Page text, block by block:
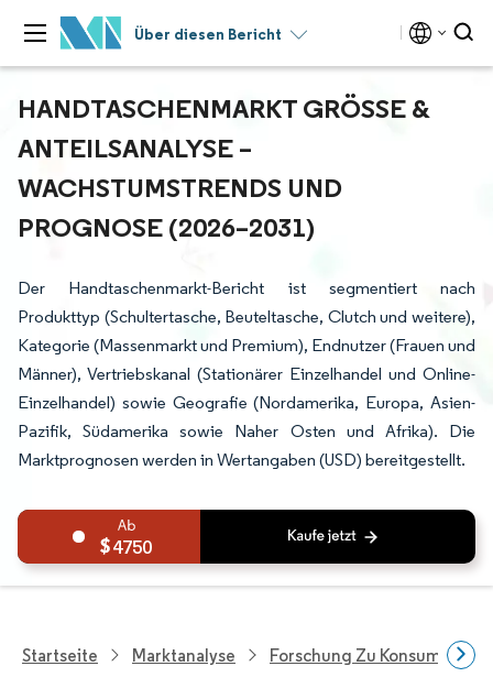
Über diesen Bericht
HANDTASCHENMARKT GRÖSSE & A
NTEILSANALYSE – W
ACHSTUMSTRENDS UND P
ROGNOSE (2026–2031)
Der Handtaschenmarkt-Bericht ist segmentiert nach
Produkttyp (Schultertasche, Beuteltasche, Clutch und weitere),
Kategorie (Massenmarkt und Premium), Endnutzer (Frauen und
Männer), Vertriebskanal (Stationärer Einzelhandel und Online-
Einzelhandel) sowie Geografie (Nordamerika, Europa, Asien-
Pazifik, Südamerika sowie Naher Osten und Afrika). Die
Marktprognosen werden in Wertangaben (USD) bereitgestellt.
4750
Startseite Marktanalyse Forschung Zu